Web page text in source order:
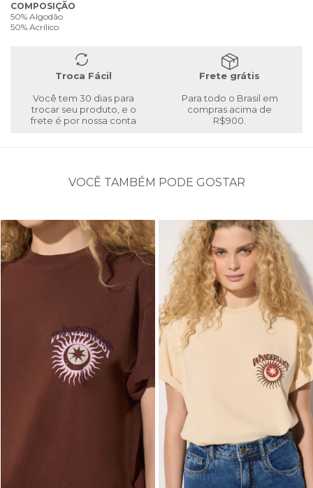
COMPOSIÇÃO
50% Algodão
50% Acrílico
Troca Fácil
Você tem 30 dias para
trocar seu produto, e o
frete é por nossa conta
Frete grátis
Para todo o Brasil em
compras acima de
R$900.
VOCÊ TAMBÉM PODE GOSTAR